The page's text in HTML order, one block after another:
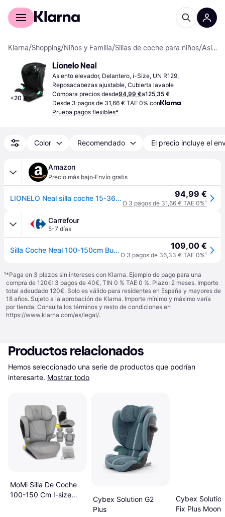
Comprar con Klarna
Klarna/Shopping/Niños y Familia/Sillas de coche para niños/ Asientos elevadores
+20
Lionelo Neal
Asiento elevador, Delantero, i-Size, UN R129,
Reposacabezas ajustable, Cubierta lavable
Compara precios desde94,99 €a125,35 €
Desde 3 pagos de 31,66 € TAE 0% con
Prueba pagos flexibles*
Color Recomendado El precio incluye el
Amazon
Precio más bajo·Envío gratis
LIONELO Neal silla coche 15-36 kg grupo 2 3 Isofix i-Size protección lateral respaldo ajustable en 3-posiciones altura del reposacabezas ajustable sistema de ventilación 94,99 €
O 3 pagos de 31,66 € TAE 0%¹
Carrefour
5-7 días
Silla Coche Neal 100-150cm Burbundy 109,00 €
O 3 pagos de 36,33 € TAE 0%¹
¹*Paga en 3 plazos sin intereses con Klarna. Ejemplo de pago para una
compra de 120€: 3 pagos de 40€, TIN 0 % TAE 0 %. Plazo: 2 meses. Importe
total adeudado 120€. Solo es válido para residentes en España y mayores de
18 años. Sujeto a la aprobación de Klarna. Importe mínimo y máximo varía
por tienda. Consulta los términos y resto de condiciones en
https://www.klarna.com/es/legal/.
Productos relacionados
Hemos seleccionado una serie de productos que podrían
interesarte. Mostrar todo
MoMi Silla De Coche
100-150 Cm I-size
Cybex Solution G2
Plus
Cybex
Fix Plus Moon